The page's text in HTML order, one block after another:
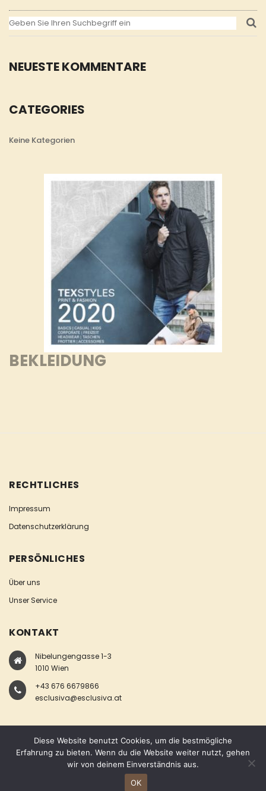
NEUESTE KOMMENTARE
CATEGORIES
Keine Kategorien
BEKLEIDUNG
RECHTLICHES
Impressum
Datenschutzerklärung
PERSÖNLICHES
Über uns
Unser Service
KONTAKT
Nibelungengasse 1-3
1010 Wien
+43 676 6679866
esclusiva@esclusiva.at
COPYRIGHT © ESCLUSIVA
Diese Website benutzt Cookies, um die bestmögliche
Erfahrung zu bieten. Wenn du die Website weiter nutzt, gehen
wir von deinem Einverständnis aus.
OK